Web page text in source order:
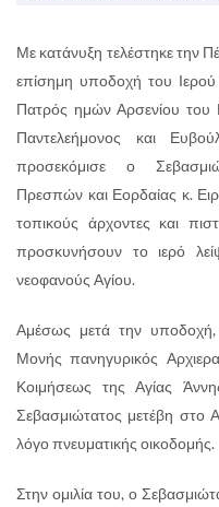
Με κατάνυξη τελέστηκε την
επίσημη υποδοχή του
Πατρός ημών Αρσενίου
Παντελεήμονος και
προσεκόμισε ο
Πρεσπών και Εορδαίας κ.
τοπικούς άρχοντες και
προσκυνήσουν το ιερό
νεοφανούς Αγίου.
Αμέσως μετά την υποδοχή,
Μονής πανηγυρικός
Κοιμήσεως της Αγίας
Σεβασμιώτατος μετέβη στο
λόγο πνευματικής οικοδομής.
Στην ομιλία του, ο